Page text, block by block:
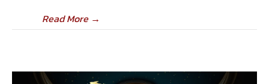
Read More→